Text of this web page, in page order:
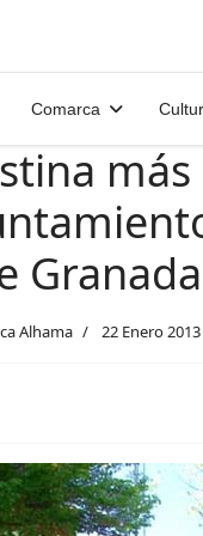
Comarca
Granada
Alhama 22 Enero 2013